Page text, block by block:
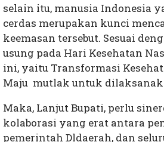
selain itu, manusia Indonesia
cerdas merupakan kunci
keemasan tersebut. Sesuai
usung pada Hari Kesehatan
ini, yaitu Transformasi
Maju mutlak untuk
Maka, Lanjut Bupati, perlu
kolaborasi yang erat antara
pemerintah Dldaerah, dan